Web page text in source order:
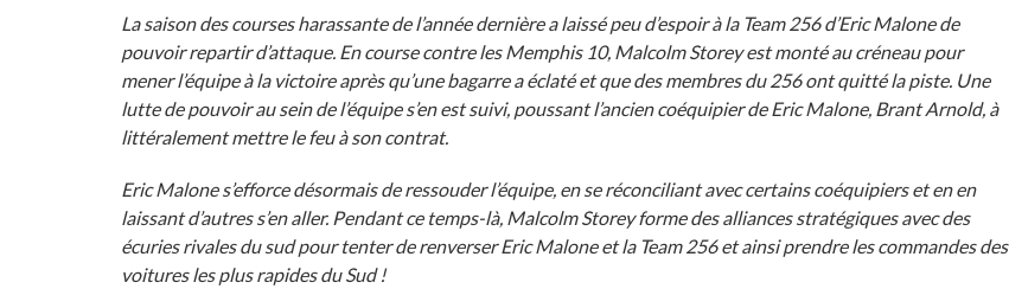
La saison des courses harassante de l’année dernière a laissé peu d’espoir à la Team 256 d’Eric Malone de
pouvoir repartir d’attaque. En course contre les Memphis 10, Malcolm Storey est monté au créneau pour
mener l’équipe à la victoire après qu’une bagarre a éclaté et que des membres du 256 ont quitté la piste. Une
lutte de pouvoir au sein de l’équipe s’en est suivi, poussant l’ancien coéquipier de Eric Malone, Brant Arnold, à
littéralement mettre le feu à son contrat.
Eric Malone s’efforce désormais de ressouder l’équipe, en se réconciliant avec certains coéquipiers et en en
laissant d’autres s’en aller. Pendant ce temps-là, Malcolm Storey forme des alliances stratégiques avec des
écuries rivales du sud pour tenter de renverser Eric Malone et la Team 256 et ainsi prendre les commandes des
voitures les plus rapides du Sud !